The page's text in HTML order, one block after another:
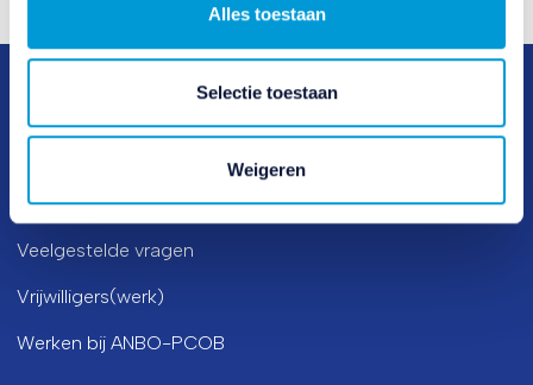
Alles toestaan
Selectie toestaan
Weigeren
Veelgestelde vragen
Vrijwilligers(werk)
Werken bij ANBO-PCOB